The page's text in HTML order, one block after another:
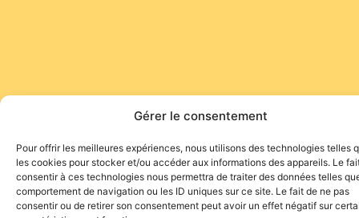
Gérer le consentement
Pour offrir les meilleures expériences, nous utilisons des technologies telles
les cookies pour stocker et/ou accéder aux informations des appareils. Le
consentir à ces technologies nous permettra de traiter des données telles
comportement de navigation ou les ID uniques sur ce site. Le fait de ne pas
consentir ou de retirer son consentement peut avoir un effet négatif sur